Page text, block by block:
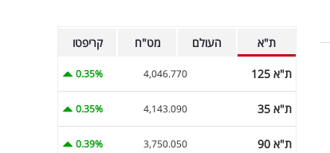
ת"א העולם מט"ח קריפטו
ת"א 125 4,046.770
0.35%
ת"א 35 4,143.090
0.35%
ת"א 90 3,750.050
0.39%